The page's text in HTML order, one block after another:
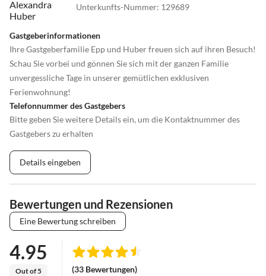
Unterkunfts-Nummer: 129689
Gastgeberinformationen
Ihre Gastgeberfamilie Epp und Huber freuen sich auf ihren Besuch!
Schau Sie vorbei und gönnen Sie sich mit der ganzen Familie
unvergessliche Tage in unserer gemütlichen exklusiven
Ferienwohnung!
Telefonnummer des Gastgebers
Bitte geben Sie weitere Details ein, um die Kontaktnummer des
Gastgebers zu erhalten
Details eingeben
Bewertungen und Rezensionen
Eine Bewertung schreiben
4.95
Out of 5 (33 Bewertungen)